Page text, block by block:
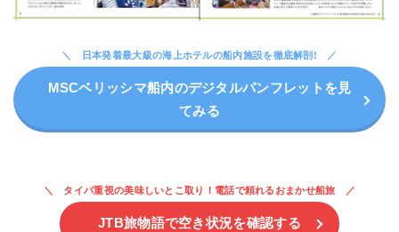
日本発着最大級の海上ホテルの船内施設を徹底解剖!
MSCベリッシマ船内のデジタルパンフレットを見
てみる
タイパ重視の美味しいとこ取り！電話で頼れるおまかせ船旅
JTB旅物語で空き状況を確認する